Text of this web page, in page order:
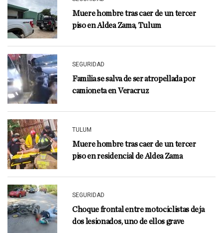
Muere hombre tras caer de un tercer
piso en Aldea Zama, Tulum
SEGURIDAD
Familia se salva de ser atropellada por
camioneta en Veracruz
TULUM
Muere hombre tras caer de un tercer
piso en residencial de Aldea Zama
SEGURIDAD
Choque frontal entre motociclistas deja
dos lesionados, uno de ellos grave